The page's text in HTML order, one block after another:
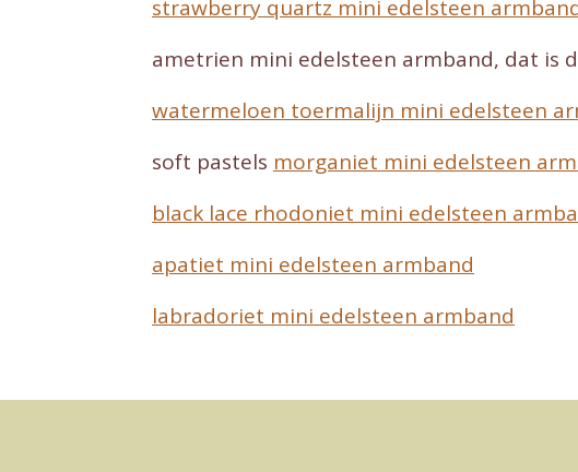
strawberry quartz mini edelsteen
ametrien mini edelsteen armband, dat is
watermeloen toermalijn mini edelsteen
soft pastels morganiet mini edelsteen
black lace rhodoniet mini edelsteen
apatiet mini edelsteen armband
labradoriet mini edelsteen armband